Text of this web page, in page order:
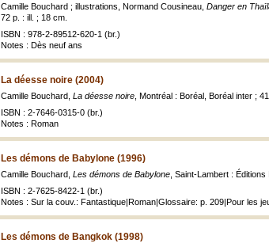
Camille Bouchard ; illustrations, Normand Cousineau, Danger en
72 p. : ill. ; 18 cm.
ISBN : 978-2-89512-620-1 (br.)
Notes : Dès neuf ans
La déesse noire (2004)
Camille Bouchard, La déesse noire , Montréal : Boréal, Boréal inter ;
ISBN : 2-7646-0315-0 (br.)
Notes : Roman
Les démons de Babylone (1996)
Camille Bouchard, Les démons de Babylone , Saint-Lambert :
ISBN : 2-7625-8422-1 (br.)
Notes : Sur la couv.: Fantastique|Roman|Glossaire: p. 209|Pour les
Les démons de Bangkok (1998)